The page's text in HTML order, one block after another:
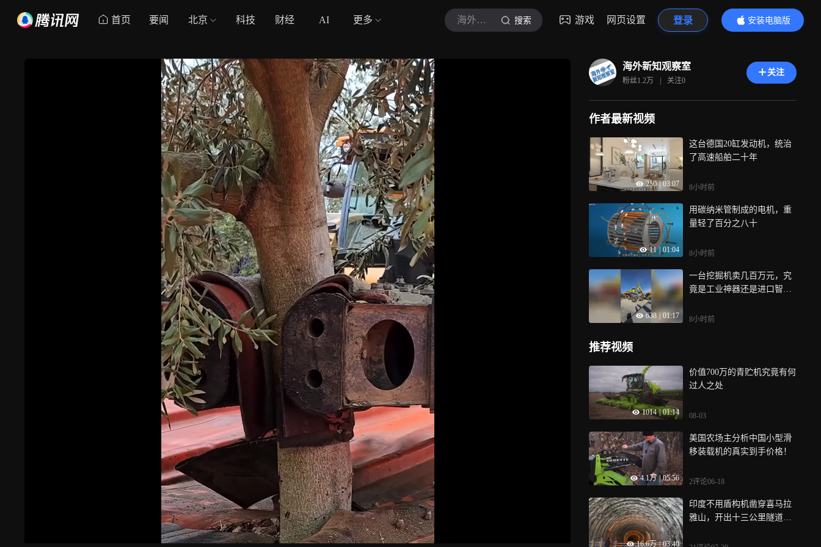
首页 要闻 北京 科技 财经 AI 更多 海外新知观察室 搜索 游戏 网页设置 登录
安装电脑版
内容更精彩
海外新知观察室
粉丝1.2万 | 关注0
关注
作者最新视频
250 | 03:07
这台德国20缸发动机，统治
了高速船舶二十年
8小时前
11 | 01:04
用碳纳米管制成的电机，重
量轻了百分之八十
8小时前
638 01:17
一台挖掘机卖几百万元，究
竟是工业神器还是进口智商
8小时前
推荐视频
1014 | 01:14
价值700万的青贮机究竟有何
过人之处
08-03
4.1万 | 05:56
美国农场主分析中国小型滑
移装载机的真实到手价格！
2评论06-18
16.6万 | 03:40
印度不用盾构机凿穿喜马拉
雅山，开出十三公里隧道！